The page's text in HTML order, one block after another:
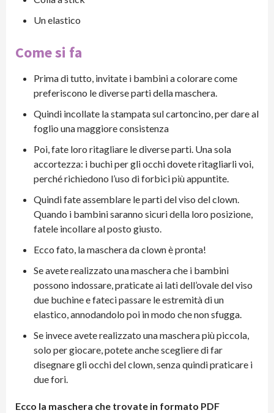
Un elastico
Come si fa
Prima di tutto, invitate i bambini a colorare come
preferiscono le diverse parti della maschera.
Quindi incollate la stampata sul cartoncino, per dare al
foglio una maggiore consistenza
Poi, fate loro ritagliare le diverse parti. Una sola
accortezza: i buchi per gli occhi dovete ritagliarli voi,
perché richiedono l’uso di forbici più appuntite.
Quindi fate assemblare le parti del viso del clown.
Quando i bambini saranno sicuri della loro posizione,
fatele incollare al posto giusto.
Ecco fato, la maschera da clown è pronta!
Se avete realizzato una maschera che i bambini
possono indossare, praticate ai lati dell’ovale del viso
due buchine e fateci passare le estremità di un
elastico, annodandolo poi in modo che non sfugga.
Se invece avete realizzato una maschera più piccola,
solo per giocare, potete anche scegliere di far
disegnare gli occhi del clown, senza quindi praticare i
due fori.
Ecco la maschera che trovate in formato PDF